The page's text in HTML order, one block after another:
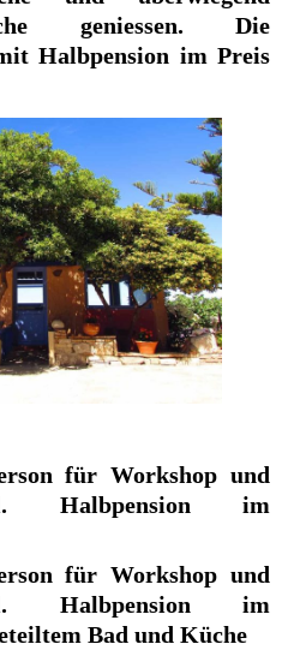
geniessen. Die
Halbpension im Preis
für Workshop und
Halbpension im
für Workshop und
Halbpension im
Bad und Küche